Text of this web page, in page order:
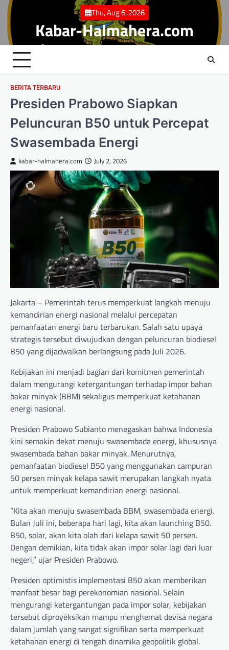
Skip
content
Thu, Aug 6, 2026
Kabar-Halmahera.com
BERITA TERBARU
Presiden Prabowo Siapkan
Peluncuran B50 untuk Percepat
Swasembada Energi
kabar-halmahera.com July 2, 2026
Jakarta – Pemerintah terus memperkuat langkah menuju
kemandirian energi nasional melalui percepatan
pemanfaatan energi baru terbarukan. Salah satu upaya
strategis tersebut diwujudkan dengan peluncuran biodiesel
B50 yang dijadwalkan berlangsung pada Juli 2026.
Kebijakan ini menjadi bagian dari komitmen pemerintah
dalam mengurangi ketergantungan terhadap impor bahan
bakar minyak (BBM) sekaligus memperkuat ketahanan
energi nasional.
Presiden Prabowo Subianto menegaskan bahwa Indonesia
kini semakin dekat menuju swasembada energi, khususnya
swasembada bahan bakar minyak. Menurutnya,
pemanfaatan biodiesel B50 yang menggunakan campuran
50 persen minyak kelapa sawit merupakan langkah nyata
untuk memperkuat kemandirian energi nasional.
“Kita akan menuju swasembada BBM, swasembada energi.
Bulan Juli ini, beberapa hari lagi, kita akan launching B50.
B50, solar, akan kita olah dari kelapa sawit 50 persen.
Dengan demikian, kita tidak akan impor solar lagi dari luar
negeri,” ujar Presiden Prabowo.
Presiden optimistis implementasi B50 akan memberikan
manfaat besar bagi perekonomian nasional. Selain
mengurangi ketergantungan pada impor solar, kebijakan
tersebut diproyeksikan mampu menghemat devisa negara
dalam jumlah yang sangat signifikan serta memperkuat
ketahanan energi di tengah dinamika geopolitik global.